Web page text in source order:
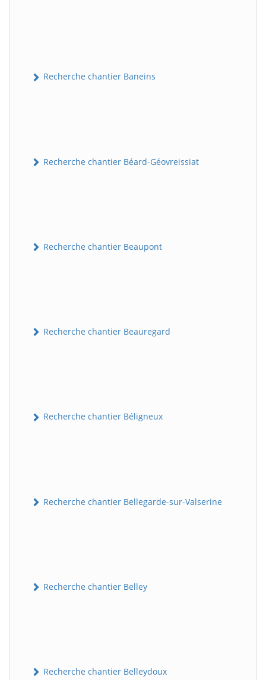
Recherche chantier Baneins
Recherche chantier Béard-Géovreissiat
Recherche chantier Beaupont
Recherche chantier Beauregard
Recherche chantier Béligneux
Recherche chantier Bellegarde-sur-Valserine
Recherche chantier Belley
Recherche chantier Belleydoux